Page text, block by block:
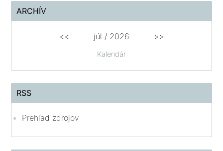
ARCHÍV
Kalendár
<< júl / 2026 >>
RSS
Prehľad zdrojov